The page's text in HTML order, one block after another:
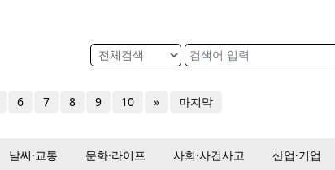
6 7 8 9 10 » 마지막
날씨·교통 문화·라이프 사회·사건사고 산업·기업